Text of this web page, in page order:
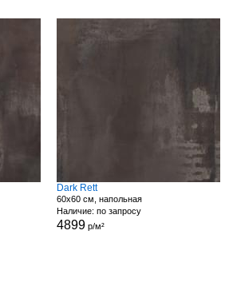
Dark Rett
60x60 см, напольная
Наличие: по запросу
4899р/м²